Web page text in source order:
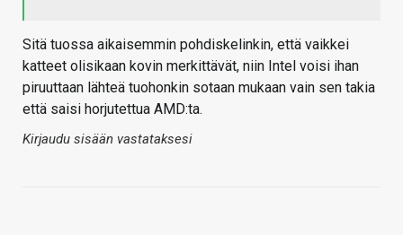
Sitä tuossa aikaisemmin pohdiskelinkin, että vaikkei
katteet olisikaan kovin merkittävät, niin Intel voisi ihan
piruuttaan lähteä tuohonkin sotaan mukaan vain sen takia
että saisi horjutettua AMD:ta.
Kirjaudu sisään vastataksesi